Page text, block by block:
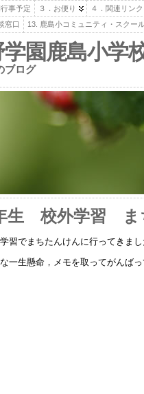
事予定 ３．お便り ４．関連リンク
窓口 13. 鹿島小コミュニティ・スクー
園鹿島小学
ブログ
生 校外学習 ま
習でまちたんけんに行ってきまし
一生懸命，メモを取ってがんばっ